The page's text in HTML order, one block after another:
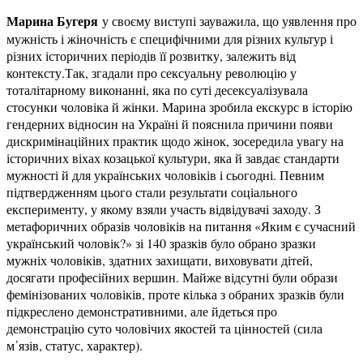
Марина Бугеря у своєму виступі зауважила, що уявлення про
мужність і жіночність є специфічними для різних культур і
різних історичних періодів її розвитку, залежить від
контексту.Так, згадали про сексуальну революцію у
тоталітарному виконанні, яка по суті десексуалізувала
стосунки чоловіка й жінки. Марина зробила екскурс в історію
гендерних відносин на Україні й пояснила причини появи
дискримінаційних практик щодо жінок, зосередила увагу на
історичних віхах козацької культури, яка й завдає стандарти
мужності й для українських чоловіків і сьогодні. Певним
підтвердженням цього стали результати соціального
експерименту, у якому взяли участь відвідувачі заходу. З
метафоричних образів чоловіків на питання «Яким є сучасний
український чоловік?» зі 140 зразків було обрано зразки
мужніх чоловіків, здатних захищати, виховувати дітей,
досягати професійних вершин. Майже відсутні були образи
фемінізованих чоловіків, проте кілька з обраних зразків були
підкреслено демонстративними, але йдеться про
демонстрацію суто чоловічих якостей та цінностей (сила
м᾿язів, статус, характер).